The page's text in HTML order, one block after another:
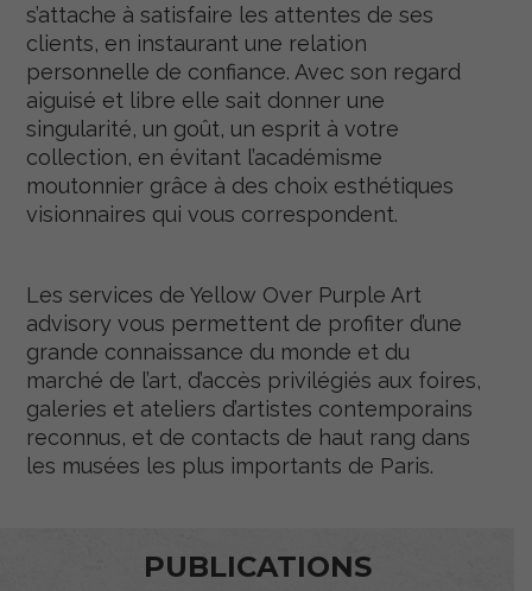
s’attache à satisfaire les attentes de ses
clients, en instaurant une relation
personnelle de confiance. Avec son regard
aiguisé et libre elle sait donner une
singularité, un goût, un esprit à votre
collection, en évitant l’académisme
moutonnier grâce à des choix esthétiques
visionnaires qui vous correspondent.
Les services de Yellow Over Purple Art
advisory vous permettent de profiter d’une
grande connaissance du monde et du
marché de l’art, d’accès privilégiés aux foires,
galeries et ateliers d’artistes contemporains
reconnus, et de contacts de haut rang dans
les musées les plus importants de Paris.
PUBLICATIONS